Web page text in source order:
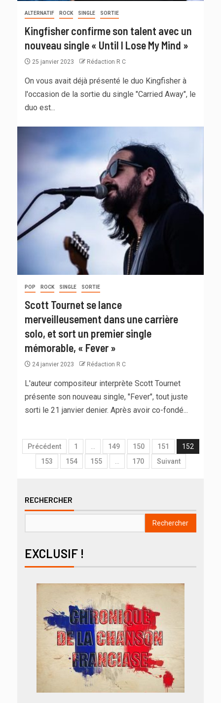
ALTERNATIF ROCK SINGLE SORTIE
Kingfisher confirme son talent avec un
nouveau single « Until I Lose My Mind »
25 janvier 2023 Rédaction R C
On vous avait déjà présenté le duo Kingfisher à
l'occasion de la sortie du single "Carried Away", le
duo est...
POP ROCK SINGLE SORTIE
Scott Tournet se lance
merveilleusement dans une carrière
solo, et sort un premier single
mémorable, « Fever »
24 janvier 2023 Rédaction R C
L'auteur compositeur interprète Scott Tournet
présente son nouveau single, "Fever", tout juste
sorti le 21 janvier denier. Après avoir co-fondé...
Précédent 1 149 150 151
152
153
154 155 170 Suivant
RECHERCHER
Rechercher
EXCLUSIF !